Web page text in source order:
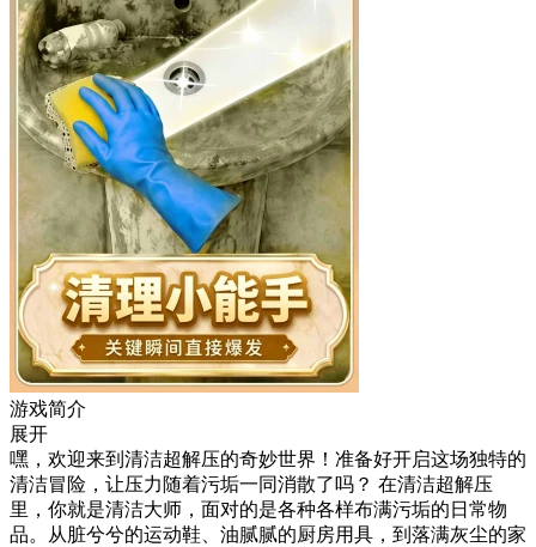
游戏简介
展开
嘿，欢迎来到清洁超解压的奇妙世界！准备好开启这场独特的
清洁冒险，让压力随着污垢一同消散了吗？ 在清洁超解压
里，你就是清洁大师，面对的是各种各样布满污垢的日常物
品。从脏兮兮的运动鞋、油腻腻的厨房用具，到落满灰尘的家